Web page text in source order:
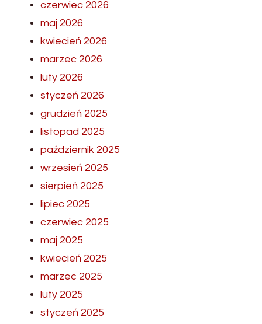
czerwiec 2026
maj 2026
kwiecień 2026
marzec 2026
luty 2026
styczeń 2026
grudzień 2025
listopad 2025
październik 2025
wrzesień 2025
sierpień 2025
lipiec 2025
czerwiec 2025
maj 2025
kwiecień 2025
marzec 2025
luty 2025
styczeń 2025